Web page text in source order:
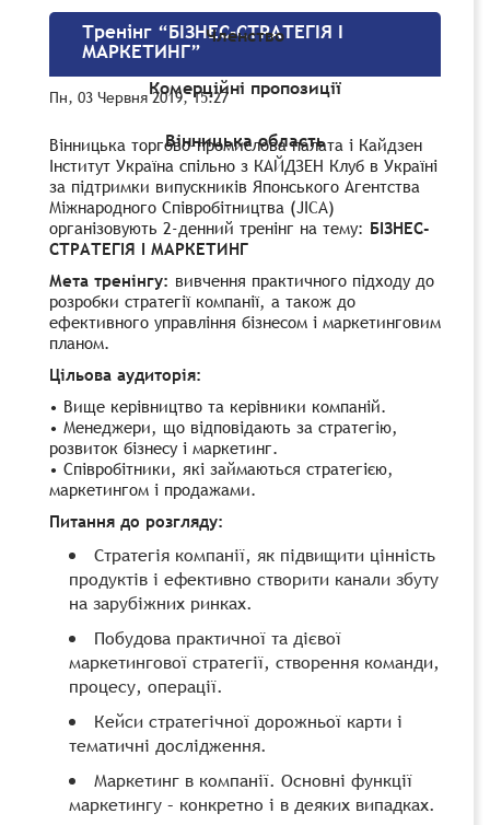
Членство
Комерційні пропозиції
Вінницька область
Тренінг “БІЗНЕС-СТРАТЕГІЯ І
МАРКЕТИНГ”
Пн, 03 Червня 2019, 15:27
Вінницька торгово-промислова палата і Кайдзен
Інститут Україна спільно з КАЙДЗЕН Клуб в Україні
за підтримки випускників Японського Агентства
Міжнародного Співробітництва (JICA)
організовують 2-денний тренінг на тему: БІЗНЕС-
СТРАТЕГІЯ І МАРКЕТИНГ
Мета тренінгу: вивчення практичного підходу до
розробки стратегії компанії, а також до
ефективного управління бізнесом і маркетинговим
планом.
Цільова аудиторія:
• Вище керівництво та керівники компаній.
• Менеджери, що відповідають за стратегію,
розвиток бізнесу і маркетинг.
• Співробітники, які займаються стратегією,
маркетингом і продажами.
Питання до розгляду:
Стратегія компанії, як підвищити цінність
продуктів і ефективно створити канали збуту
на зарубіжних ринках.
Побудова практичної та дієвої
маркетингової стратегії, створення команди,
процесу, операції.
Кейси стратегічної дорожньої карти і
тематичні дослідження.
Маркетинг в компанії. Основні функції
маркетингу – конкретно і в деяких випадках.